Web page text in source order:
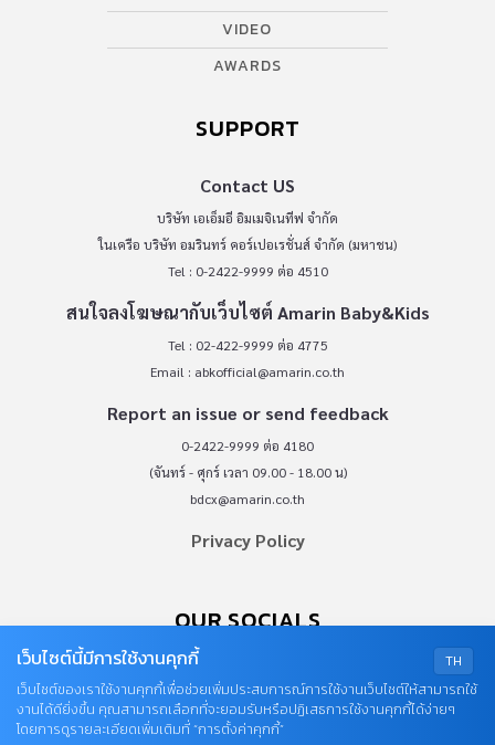
VIDEO
AWARDS
SUPPORT
Contact US
บริษัท เอเอ็มอี อิมเมจิเนทีฟ จำกัด
ในเครือ บริษัท อมรินทร์ คอร์เปอเรชั่นส์ จำกัด (มหาชน)
Tel : 0-2422-9999 ต่อ 4510
สนใจลงโฆษณากับเว็บไซต์ Amarin Baby&Kids
Tel : 02-422-9999 ต่อ 4775
Email : abkofficial@amarin.co.th
Report an issue or send feedback
0-2422-9999 ต่อ 4180
(จันทร์ - ศุกร์ เวลา 09.00 - 18.00 น)
bdcx@amarin.co.th
Privacy Policy
OUR SOCIALS
TH
เว็บไซต์นี้มีการใช้งานคุกกี้
เว็บไซต์ของเราใช้งานคุกกี้เพื่อช่วยเพิ่มประสบการณ์การใช้งานเว็บไซต์ให้สามารถใช้
งานได้ดียิ่งขึ้น คุณสามารถเลือกที่จะยอมรับหรือปฏิเสธการใช้งานคุกกี้ได้ง่ายๆ
โดยการดูรายละเอียดเพิ่มเติมที่ “การตั้งค่าคุกกี้”